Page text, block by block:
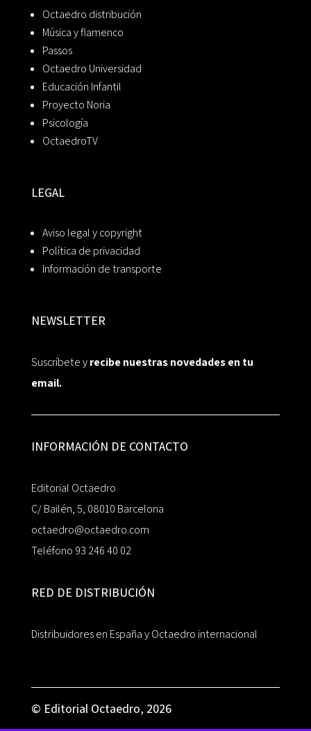
Octaedro distribución
Música y flamenco
Passos
Octaedro Universidad
Educación Infantil
Proyecto Noria
Psicología
OctaedroTV
LEGAL
Aviso legal y copyright
Política de privacidad
Información de transporte
NEWSLETTER
Suscríbete yrecibe nuestras novedades en tu
email.
INFORMACIÓN DE CONTACTO
Editorial Octaedro
C/ Bailén, 5, 08010 Barcelona
octaedro@octaedro.com
Teléfono 93 246 40 02
RED DE DISTRIBUCIÓN
Distribuidores en España y Octaedro internacional
© Editorial Octaedro, 2026